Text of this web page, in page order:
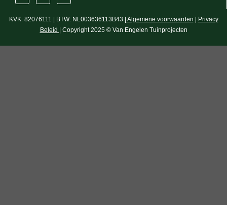
KVK: 82076111 | BTW: NL003636113B43 | Algemene voorwaarden
Privacy
Beleid
| Copyright 2025 © Van Engelen Tuinprojecten